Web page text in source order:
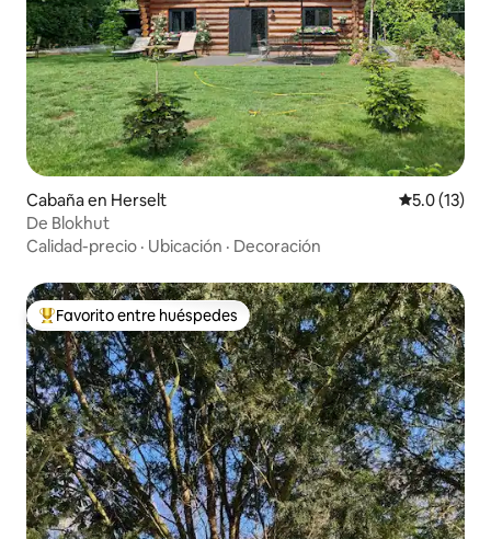
Cabaña en Herselt Calificación
5.0 (13)
De Blokhut
Calidad-precio · Ubicación · Decoración
Favorito entre huéspedes preferido
Favorito entre huéspedes